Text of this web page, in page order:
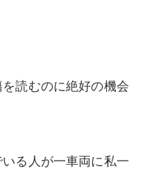
読むのに絶好の機会
る人が一車両に私一